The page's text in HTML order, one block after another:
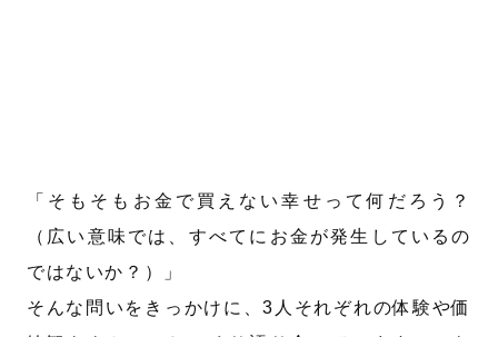
「そもそもお金で買えない幸せって何だろう？
（広い意味では、すべてにお金が発生しているの
ではないか？）」
そんな問いをきっかけに、3人それぞれの体験や価